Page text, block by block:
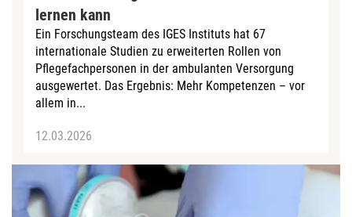
lernen kann
Ein Forschungsteam des IGES Instituts hat 67
internationale Studien zu erweiterten Rollen von
Pflegefachpersonen in der ambulanten Versorgung
ausgewertet. Das Ergebnis: Mehr Kompetenzen – vor
allem in...
12.03.2026